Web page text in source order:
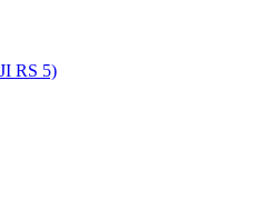
RS 5)